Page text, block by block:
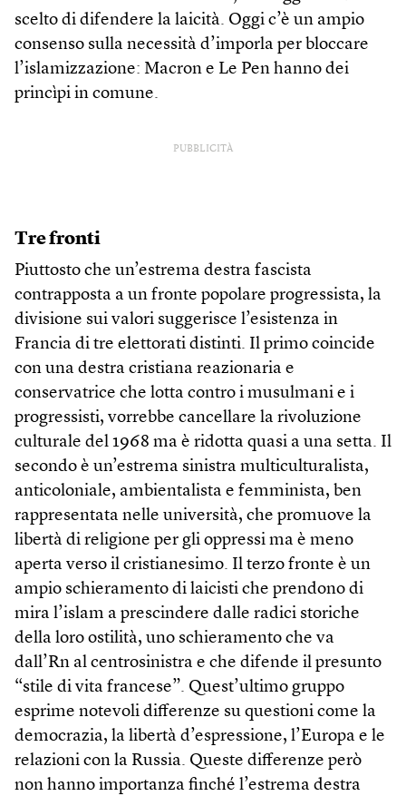
scelto di difendere la laicità. Oggi c’è un ampio
consenso sulla necessità d’imporla per bloccare
l’islamizzazione: Macron e Le Pen hanno dei
princìpi in comune.
PUBBLICITÀ
Tre fronti
Piuttosto che un’estrema destra fascista
contrapposta a un fronte popolare progressista, la
divisione sui valori suggerisce l’esistenza in
Francia di tre elettorati distinti. Il primo coincide
con una destra cristiana reazionaria e
conservatrice che lotta contro i musulmani e i
progressisti, vorrebbe cancellare la rivoluzione
culturale del 1968 ma è ridotta quasi a una setta. Il
secondo è un’estrema sinistra multiculturalista,
anticoloniale, ambientalista e femminista, ben
rappresentata nelle università, che promuove la
libertà di religione per gli oppressi ma è meno
aperta verso il cristianesimo. Il terzo fronte è un
ampio schieramento di laicisti che prendono di
mira l’islam a prescindere dalle radici storiche
della loro ostilità, uno schieramento che va
dall’Rn al centrosinistra e che difende il presunto
“stile di vita francese”. Quest’ultimo gruppo
esprime notevoli differenze su questioni come la
democrazia, la libertà d’espressione, l’Europa e le
relazioni con la Russia. Queste differenze però
non hanno importanza finché l’estrema destra